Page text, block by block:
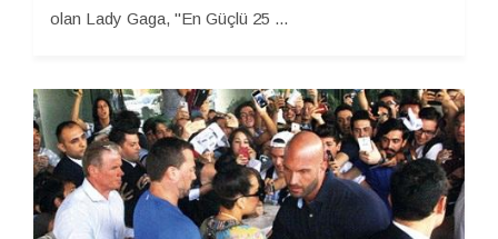
olan Lady Gaga, "En Güçlü 25 ...